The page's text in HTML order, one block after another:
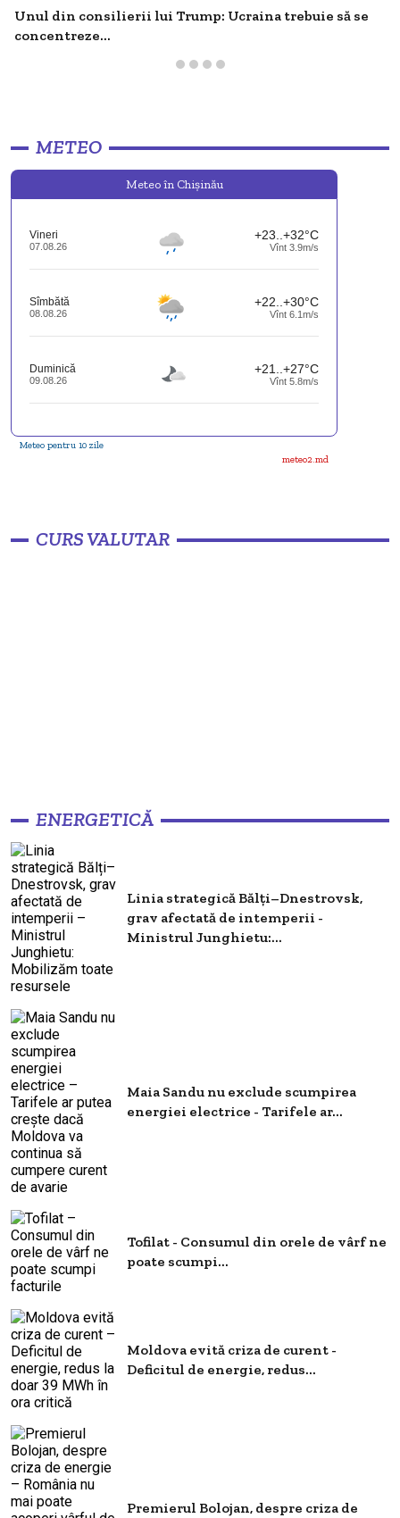
Unul din consilierii lui Trump: Ucraina trebuie să se
concentreze...
METEO
Meteo în Chişinău
Vineri
07.08.26
+23..+32°C
Vînt 3.9m/s
Sîmbătă
08.08.26
+22..+30°C
Vînt 6.1m/s
Duminică
09.08.26
+21..+27°C
Vînt 5.8m/s
Meteo pentru 10 zile
meteo2.md
CURS VALUTAR
ENERGETICĂ
Linia strategică Bălți–Dnestrovsk,
grav afectată de intemperii -
Ministrul Junghietu:...
Maia Sandu nu exclude scumpirea
energiei electrice - Tarifele ar...
Tofilat - Consumul din orele de vârf ne
poate scumpi...
Moldova evită criza de curent -
Deficitul de energie, redus...
Premierul Bolojan, despre criza de